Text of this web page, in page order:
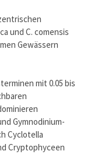
und C. comensis
Gewässern
mit 0.05 bis
Gymnodinium-
Cyclotella
Cryptophyceen